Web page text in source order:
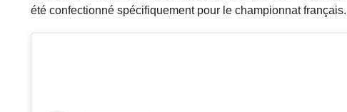
été confectionné spécifiquement pour le championnat français.